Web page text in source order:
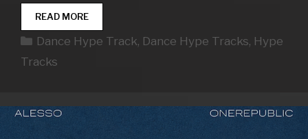
READ MOREDANCE
HYPE
TRACKS
Kategorien
Dance Hype Track, Dance Hype Tracks, Hype
Tracks